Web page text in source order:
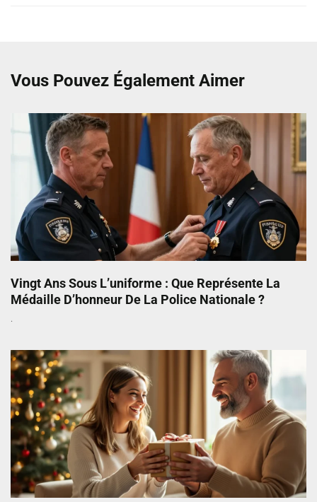
Vous Pouvez Également Aimer
Vingt Ans Sous L’uniforme : Que Représente La
Médaille D’honneur De La Police Nationale ?